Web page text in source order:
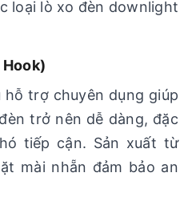
loại lò xo đèn downlight
Hook)
hỗ trợ chuyên dụng giúp
trở nên dễ dàng, đặc
tiếp cận. Sản xuất từ
mài nhẵn đảm bảo an